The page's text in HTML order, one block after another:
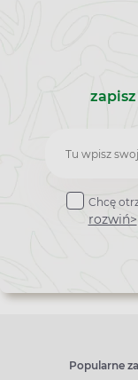
Zapisz
do
Chcę
rozwiń>
Popularne